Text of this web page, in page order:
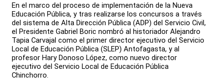
En el marco del proceso de implementación de la Nueva
Educación Pública, y tras realizarse los concursos a través
del sistema de Alta Dirección Pública (ADP) del Servicio Civil,
el Presidente Gabriel Boric nombró al historiador Alejandro
Tapia Carvajal como el primer director ejecutivo del Servicio
Local de Educación Pública (SLEP) Antofagasta, y al
profesor Hary Donoso López, como nuevo director
ejecutivo del Servicio Local de Educación Pública
Chinchorro.